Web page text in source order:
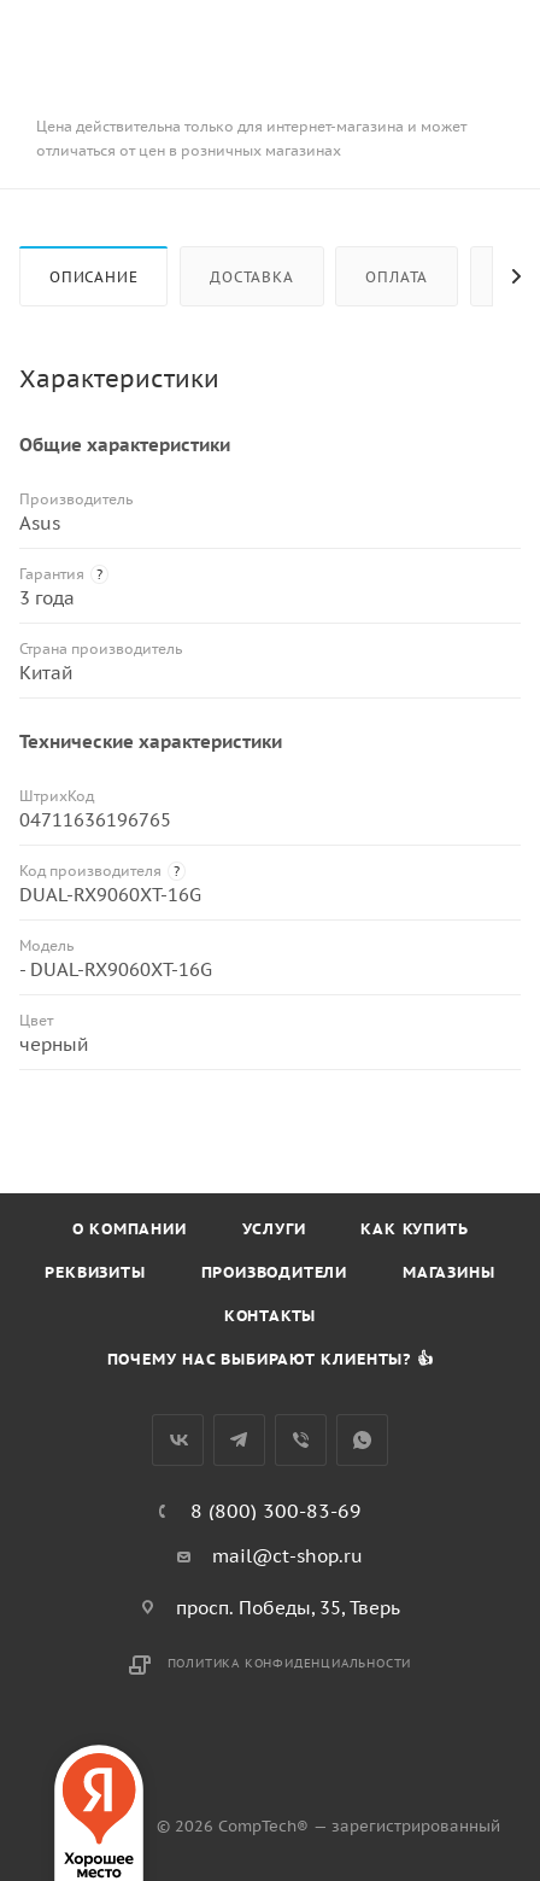
Цена действительна только для интернет-магазина и может
отличаться от цен в розничных магазинах
ОПИСАНИЕ ДОСТАВКА ОПЛАТА
Характеристики
Общие характеристики
Производитель
Asus
Гарантия ?
3 года
Страна производитель
Китай
Технические характеристики
ШтрихКод
04711636196765
Код производителя ?
DUAL-RX9060XT-16G
Модель
- DUAL-RX9060XT-16G
Цвет
черный
О КОМПАНИИ УСЛУГИ КАК КУПИТЬ
РЕКВИЗИТЫ ПРОИЗВОДИТЕЛИ МАГАЗИНЫ
КОНТАКТЫ
ПОЧЕМУ НАС ВЫБИРАЮТ КЛИЕНТЫ? 👍
8 (800) 300-83-69
mail@ct-shop.ru
просп. Победы, 35, Тверь
ПОЛИТИКА КОНФИДЕНЦИАЛЬНОСТИ
© 2026 CompTech® — зарегистрированный